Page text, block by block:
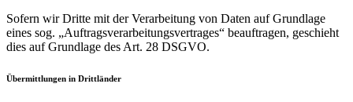
Sofern wir Dritte mit der Verarbeitung von Daten auf Grundlage
eines sog. „Auftragsverarbeitungsvertrages“ beauftragen, geschieht
dies auf Grundlage des Art. 28 DSGVO.
Übermittlungen in Drittländer